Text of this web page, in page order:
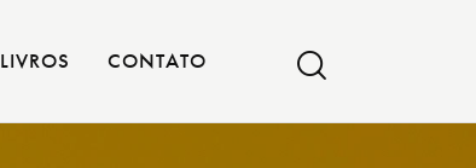
LIVROS CONTATO